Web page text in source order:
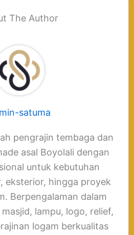
The Author
satuma
pengrajin tembaga dan
asal Boyolali dengan
untuk kebutuhan
eksterior, hingga proyek
Berpengalaman dalam
lampu, logo, relief,
logam berkualitas